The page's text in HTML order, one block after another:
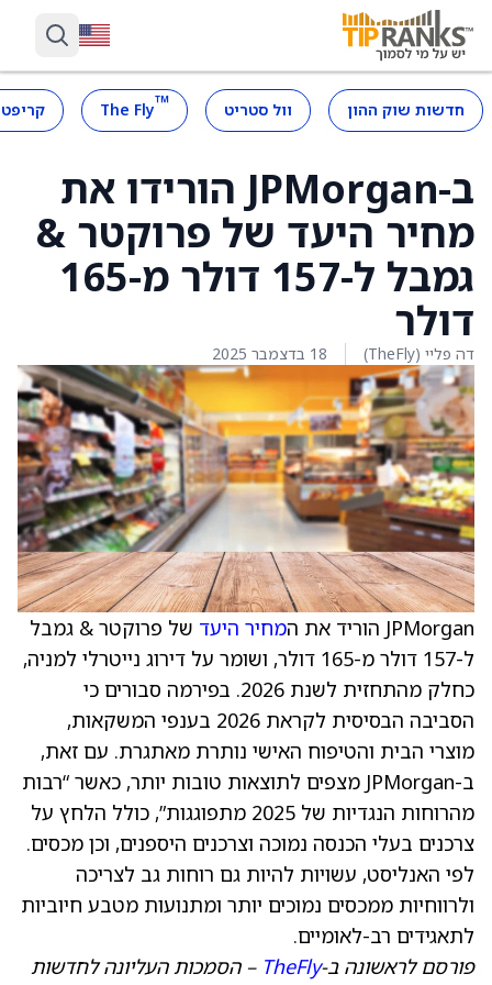
חדשות שוק ההון וול סטריט ™
The Fly
ב-JPMorgan הורידו את
מחיר היעד של פרוקטר &
גמבל ל-157 דולר מ-165
דולר
דה פליי (TheFly) 18 בדצמבר 2025
JPMorgan הוריד את ה מחיר היעד של פרוקטר & גמבל
ל-157 דולר מ-165 דולר, ושומר על דירוג נייטרלי למניה,
כחלק מהתחזית לשנת 2026. בפירמה סבורים כי
הסביבה הבסיסית לקראת 2026 בענפי המשקאות,
מוצרי הבית והטיפוח האישי נותרת מאתגרת. עם זאת,
ב-JPMorgan מצפים לתוצאות טובות יותר, כאשר “רבות
מהרוחות הנגדיות של 2025 מתפוגגות”, כולל הלחץ על
צרכנים בעלי הכנסה נמוכה וצרכנים היספנים, וכן מכסים.
לפי האנליסט, עשויות להיות גם רוחות גב לצריכה
ולרווחיות ממכסים נמוכים יותר ומתנועות מטבע חיוביות
לתאגידים רב-לאומיים.
פורסם לראשונה ב-TheFly – הסמכות העליונה לחדשות